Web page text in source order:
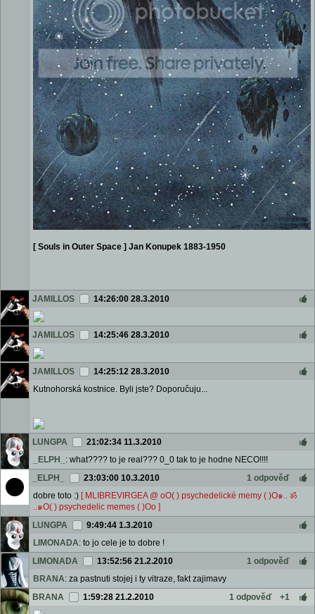
[ Souls in Outer Space ] Jan Konupek 1883-1950
JAMILLOS 14:26:00 28.3.2010
JAMILLOS 14:25:46 28.3.2010
JAMILLOS
14:25:12 28.3.2010
Kutnohorská kostnice. Byli jste? Doporučuju...
LUNGPA
21:02:34 11.3.2010
_ELPH_ : what???? to je real??? 0_0 tak to je hodne NECO!!!!
_ELPH_
23:03:00 10.3.2010
1 odpověď
dobre toto :) [ MLIBREVIRGEA @ oO( ) psychedelické memy ( )O๑.. ॐ
..๑O( ) psychedelic memes ( )Oo ]
LUNGPA
9:49:44 1.3.2010
LIMONADA: to jo cele je to dobre !
LIMONADA
13:52:56 21.2.2010
1 odpověď
BRANA: za pastnuti stojej i ty vitraze, fakt zajimavy
BRANA
1:59:28 21.2.2010 1 odpověď +1